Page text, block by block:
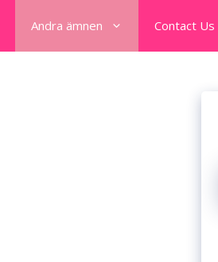
Andra ämnen Contact Us